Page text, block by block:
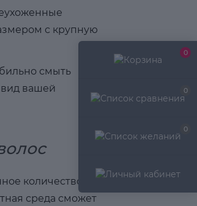
0
0
0
с крупную
смыть
вашей
количество
среда сможет